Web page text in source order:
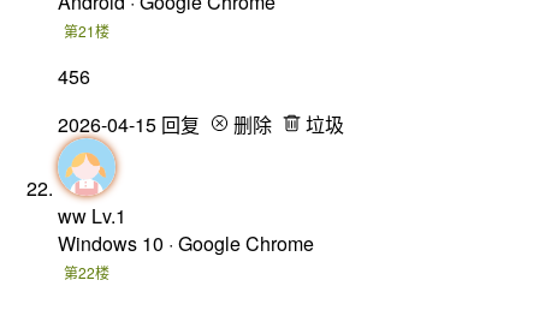
第21楼
456
2026-04-15 回复 删除 垃圾
ww Lv.1
Windows 10 · Google Chrome
第22楼